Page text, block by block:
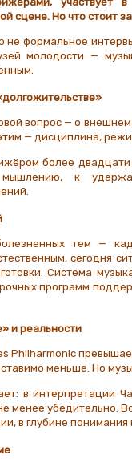
сцене. Но что стоит
формальное
молодости —
вопрос — о
— дисциплина,
более
мышлению, к
тем —
сегодня
Система
программ
и реальности
Philharmonic
меньше. Но
в интерпретации
менее убедительно.
в глубине понимания